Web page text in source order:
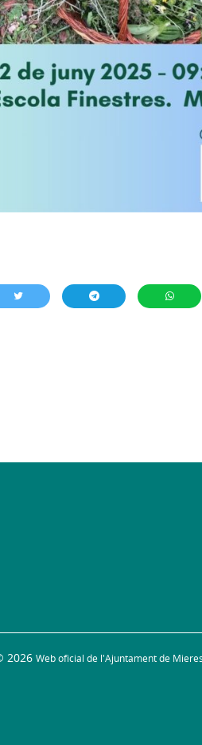
2026 Web oficial de l'Ajuntament de Mieres